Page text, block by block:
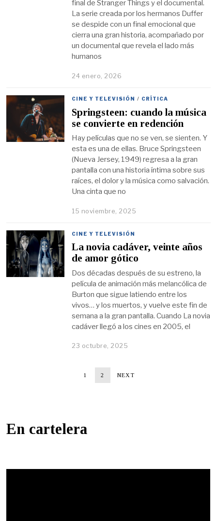
final de Stranger Things y el documental.
La serie creada por los hermanos Duffer
se despide con un final emocional que
cierra una gran historia, acompañado por
un documental que revela el lado más
humanos
24 enero, 2026
CINE Y TELEVISIÓN / CRÍTICA
Springsteen: cuando la música
se convierte en redención
Hay películas que no se ven, se sienten. Y
esta es una de ellas. Bruce Springsteen
(Nueva Jersey, 1949) regresa a la gran
pantalla con una historia íntima sobre sus
raíces, el dolor y la música como salvación.
Una cinta que no
15 noviembre, 2025
CINE Y TELEVISIÓN
La novia cadáver, veinte años
de amor gótico
Dos décadas después de su estreno, la
película de animación más melancólica de
Burton que sigue latiendo entre los
vivos… y los muertos, y vuelve este fin de
semana a la gran pantalla. Cuando La novia
cadáver llegó a los cines en 2005, el
23 octubre, 2025
1 2 NEXT
En cartelera